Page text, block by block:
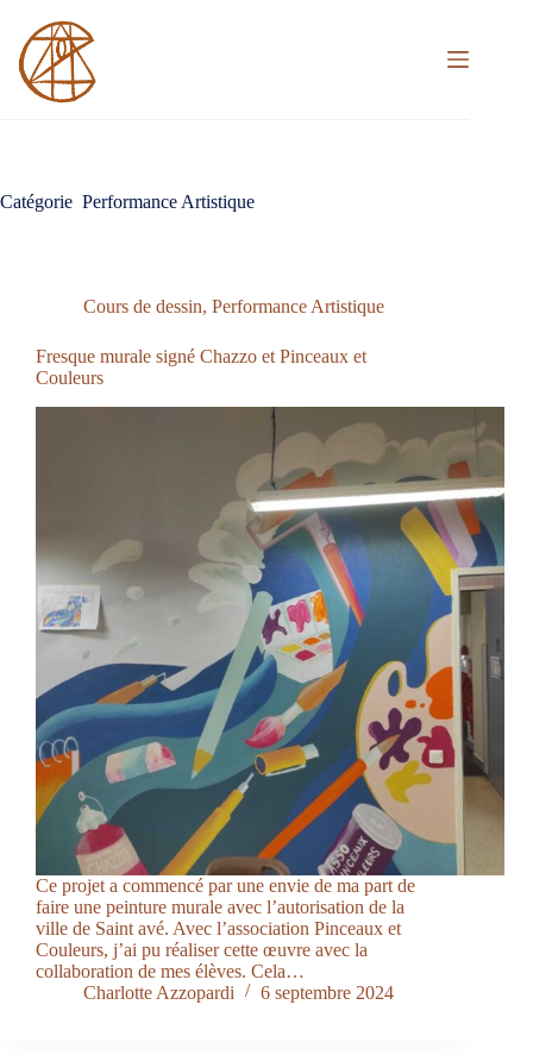
contenu
Catégorie Performance Artistique
Cours de dessin, Performance Artistique
Fresque murale signé Chazzo et Pinceaux et
Couleurs
Ce projet a commencé par une envie de ma part de
faire une peinture murale avec l’autorisation de la
ville de Saint avé. Avec l’association Pinceaux et
Couleurs, j’ai pu réaliser cette œuvre avec la
collaboration de mes élèves. Cela…
Charlotte Azzopardi
6 septembre 2024